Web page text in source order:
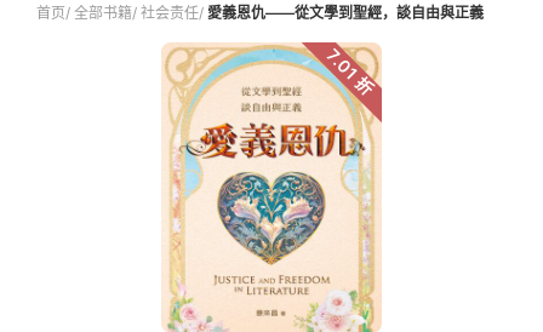
首页/ 全部书籍/ 社会责任/ 愛義恩仇——從文學到聖經，談自由與正義
7.01 折